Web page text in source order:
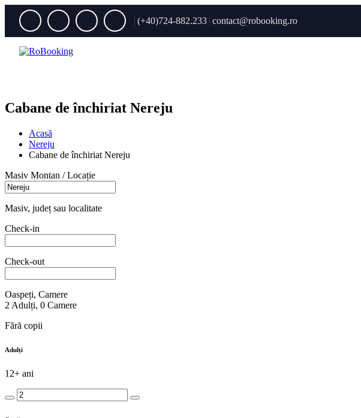
(+40)724-882.233 contact@robooking.ro
Cabane de închiriat Nereju
Acasă
Nereju
Cabane de închiriat Nereju
Masiv Montan / Locație
Masiv, județ sau localitate
Check-in
Check-out
Oaspeți, Camere
2 Adulți, 0 Camere
Fără copii
Adulți
12+ ani